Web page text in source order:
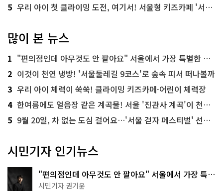
5 우리 아이 첫 클라이밍 도전, 여기서! 서울형 키즈카페 '서울가족플라자점'
많이 본 뉴스
1 "편의점인데 아무것도 안 팔아요" 서울에서 가장 특별한 편의점의 정체
2 이것이 천연 냉방! '서울둘레길 9코스'로 숲속 피서 떠나볼까
3 우리 아이 체력이 쑥쑥! 클라이밍 키즈카페·어린이 체력장
4 한여름에도 얼음장 같은 계곡물! 서울 '진관사 계곡'이 천국이네~
5 9월 20일, 차 없는 도심 걸어요…'서울 걷자 페스티벌' 선착순 5천명
시민기자 인기뉴스
"편의점인데 아무것도 안 팔아요" 서울에서 가장 특별
한 편의점의 정체
시민기자 권기윤